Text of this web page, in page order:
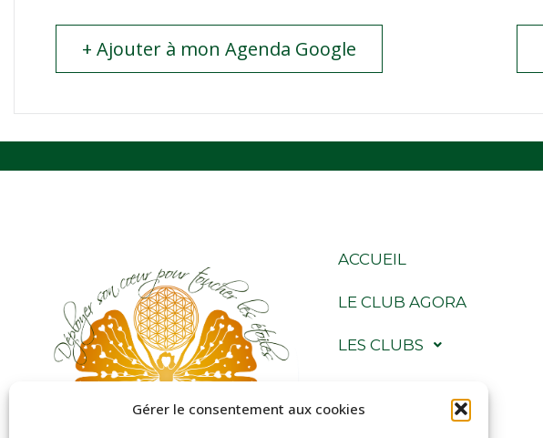
Gérer le consentement aux cookies
+ Ajouter à mon Agenda Google
ACCUEIL
LE CLUB AGORA
LES CLUBS